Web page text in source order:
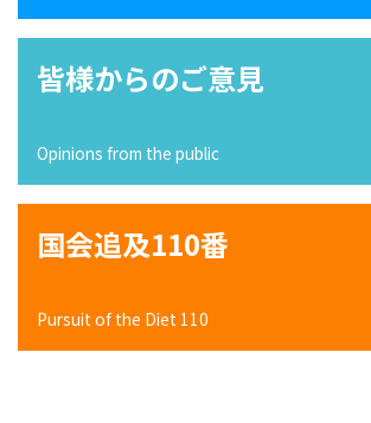
皆様からのご意見
Opinions from the public
国会追及110番
Pursuit of the Diet 110